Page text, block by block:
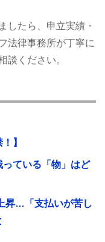
したら、申立実績・
法律事務所が丁寧に
談ください。
】
ている「物」はど
昇…「支払いが苦し